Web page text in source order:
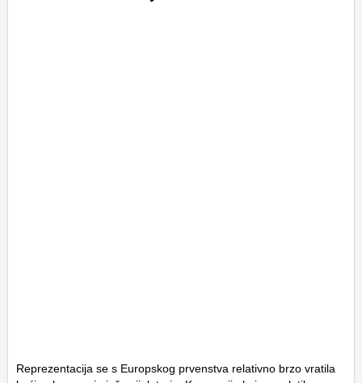
Reprezentacija se s Europskog prvenstva relativno brzo vratila